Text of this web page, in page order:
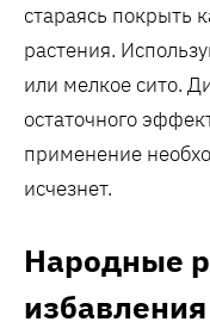
стараясь покрыть
растения.
или мелкое сито.
остаточного
применение
исчезнет.
Народные
избавления